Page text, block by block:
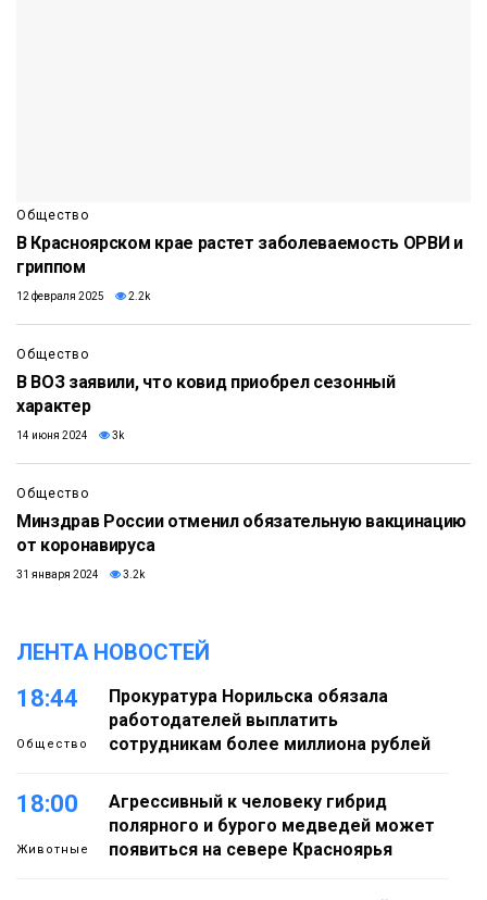
Общество
В Красноярском крае растет заболеваемость ОРВИ и
гриппом
12 февраля 2025 2.2k
Общество
В ВОЗ заявили, что ковид приобрел сезонный
характер
14 июня 2024 3k
Общество
Минздрав России отменил обязательную вакцинацию
от коронавируса
31 января 2024 3.2k
ЛЕНТА НОВОСТЕЙ
18:44
Общество
Прокуратура Норильска обязала
работодателей выплатить
сотрудникам более миллиона рублей
18:00
Животные
Агрессивный к человеку гибрид
полярного и бурого медведей может
появиться на севере Красноярья